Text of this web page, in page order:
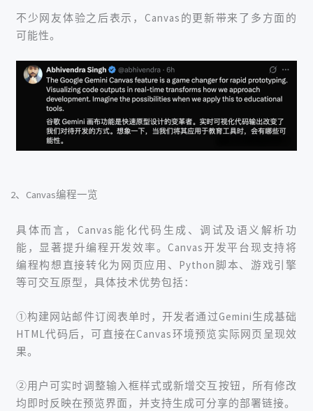
不少网友体验之后表示，Canvas的更新带来了多方面的
可能性。
2、Canvas编程一览
具体而言，Canvas能化代码生成、调试及语义解析功
能，显著提升编程开发效率。Canvas开发平台现支持将
编程构想直接转化为网页应用、Python脚本、游戏引擎
等可交互原型，具体技术优势包括：
①构建网站邮件订阅表单时，开发者通过Gemini生成基础
HTML代码后，可直接在Canvas环境预览实际网页呈现效
果。
②用户可实时调整输入框样式或新增交互按钮，所有修改
均即时反映在预览界面，并支持生成可分享的部署链接。